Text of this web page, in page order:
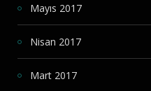
Mayıs 2017
Nisan 2017
Mart 2017